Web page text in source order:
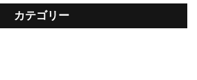
カテゴリー